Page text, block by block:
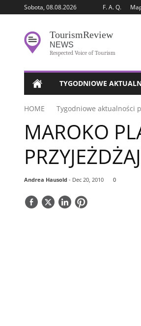
Sobota, 08.08.2026 F. A. Q.
TourismReview
NEWS
Respected Voice of Tourism
TYGODNIOWE
HOME Tygodniowe aktualności
MAROKO
Andrea Hausold - Dec 20, 2010 0